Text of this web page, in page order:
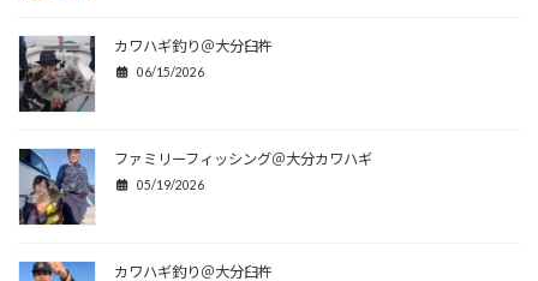
カワハギ釣り＠大分臼杵
06/15/2026
ファミリーフィッシング＠大分カワハギ
05/19/2026
カワハギ釣り＠大分臼杵